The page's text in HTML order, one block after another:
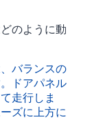
のように動
バランスの
ドアパネル
走行しま
ズに上方に